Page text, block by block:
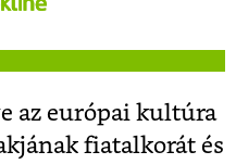
az európai kultúra
fiatalkorát és